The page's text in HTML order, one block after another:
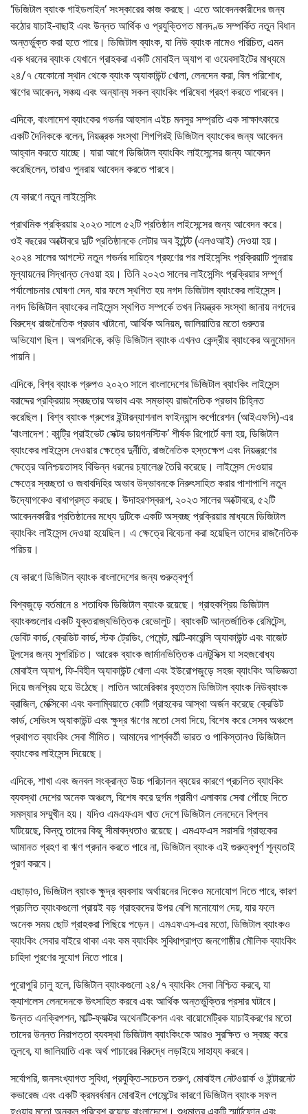
‘ডিজিটাল ব্যাংক গাইডলাইন‘ সংস্কারের কাজ করছে। এতে আবেদনকারীদের জন্য
কঠোর যাচাই-বাছাই এবং উন্নত আর্থিক ও প্রযুক্তিগত মানদণ্ড সম্পর্কিত নতুন বিধান
অন্তর্ভুক্ত করা হতে পারে। ডিজিটাল ব্যাংক, যা নিউ ব্যাংক নামেও পরিচিত, এমন
এক ধরনের ব্যাংক যেখানে গ্রাহকরা একটি মোবাইল অ্যাপ বা ওয়েবসাইটের মাধ্যমে
২৪/৭ যেকোনো স্থান থেকে ব্যাংক অ্যাকাউন্ট খোলা, লেনদেন করা, বিল পরিশোধ,
ঋণের আবেদন, সঞ্চয় এবং অন্যান্য সকল ব্যাংকিং পরিষেবা গ্রহণ করতে পারবেন।
এদিকে, বাংলাদেশ ব্যাংকের গভর্নর আহসান এইচ মনসুর সম্প্রতি এক সাক্ষাৎকারে
একটি দৈনিককে বলেন, নিয়ন্ত্রক সংস্থা শিগগিরই ডিজিটাল ব্যাংকের জন্য আবেদন
আহ্বান করতে যাচ্ছে। যারা আগে ডিজিটাল ব্যাংকিং লাইসেন্সের জন্য আবেদন
করেছিলেন, তারাও পুনরায় আবেদন করতে পারবে।
যে কারণে নতুন লাইসেন্সিং
প্রাথমিক প্রক্রিয়ায় ২০২৩ সালে ৫২টি প্রতিষ্ঠান লাইসেন্সের জন্য আবেদন করে।
ওই বছরের অক্টোবরে দুটি প্রতিষ্ঠানকে লেটার অব ইন্টেন্ট (এলওআই) দেওয়া হয়।
২০২৪ সালের আগস্টে নতুন গভর্নর দায়িত্ব গ্রহণের পর লাইসেন্সিং প্রক্রিয়াটি পুনরায়
মূল্যায়নের সিদ্ধান্ত নেওয়া হয়। তিনি ২০২৩ সালের লাইসেন্সিং প্রক্রিয়ার সম্পূর্ণ
পর্যালোচনার ঘোষণা দেন, যার ফলে স্থগিত হয় নগদ ডিজিটাল ব্যাংকের লাইসেন্স।
নগদ ডিজিটাল ব্যাংকের লাইসেন্স স্থগিত সম্পর্কে তখন নিয়ন্ত্রক সংস্থা জানায় নগদের
বিরুদ্ধে রাজনৈতিক প্রভাব খাটানো, আর্থিক অনিয়ম, জালিয়াতির মতো গুরুতর
অভিযোগ ছিল। অপরদিকে, কড়ি ডিজিটাল ব্যাংক এখনও কেন্দ্রীয় ব্যাংকের অনুমোদন
পায়নি।
এদিকে, বিশ্ব ব্যাংক গ্রুপও ২০২৩ সালে বাংলাদেশের ডিজিটাল ব্যাংকিং লাইসেন্স
বরাদ্দের প্রক্রিয়ায় স্বচ্ছতার অভাব এবং সম্ভাব্য রাজনৈতিক প্রভাব চিহ্নিত
করেছিল। বিশ্ব ব্যাংক গ্রুপের ইন্টারন্যাশনাল ফাইন্যান্স কর্পোরেশন (আইএফসি)-এর
‘বাংলাদেশ : কান্ট্রি প্রাইভেট সেক্টর ডায়গনস্টিক’ শীর্ষক রিপোর্টে বলা হয়, ডিজিটাল
ব্যাংকের লাইসেন্স দেওয়ার ক্ষেত্রে দুর্নীতি, রাজনৈতিক হস্তক্ষেপ এবং নিয়ন্ত্রণের
ক্ষেত্রে অনিশ্চয়তাসহ বিভিন্ন ধরনের চ্যালেঞ্জ তৈরি করেছে। লাইসেন্স দেওয়ার
ক্ষেত্রে স্বচ্ছতা ও জবাবদিহির অভাব উদ্ভাবনকে নিরুৎসাহিত করার পাশাপাশি নতুন
উদ্যোগকেও বাধাগ্রস্ত করছে। উদাহরণস্বরূপ, ২০২৩ সালের অক্টোবরে, ৫২টি
আবেদনকারীর প্রতিষ্ঠানের মধ্যে দুটিকে একটি অস্বচ্ছ প্রক্রিয়ার মাধ্যমে ডিজিটাল
ব্যাংকিং লাইসেন্স দেওয়া হয়েছিল। এ ক্ষেত্রে বিবেচনা করা হয়েছিল তাদের রাজনৈতিক
পরিচয়।
যে কারণে ডিজিটাল ব্যাংক বাংলাদেশের জন্য গুরুত্বপূর্ণ
বিশ্বজুড়ে বর্তমানে ৪ শতাধিক ডিজিটাল ব্যাংক রয়েছে। গ্রাহকপ্রিয় ডিজিটাল
ব্যাংকগুলোর একটি যুক্তরাজ্যভিত্তিক রেভোলুট। ব্যাংকটি আন্তর্জাতিক রেমিটেন্স,
ডেবিট কার্ড, ক্রেডিট কার্ড, স্টক ট্রেডিং, পেমেন্ট, মাল্টি-কারেন্সি অ্যাকাউন্ট এবং বাজেট
টুলসের জন্য সুপরিচিত। আরেক ব্যাংক জার্মানভিত্তিক এনটুসিক্স যা সহজবোধ্য
মোবাইল অ্যাপ, ফি-বিহীন অ্যাকাউন্ট খোলা এবং ইউরোপজুড়ে সহজ ব্যাংকিং অভিজ্ঞতা
দিয়ে জনপ্রিয় হয়ে উঠেছে। লাতিন আমেরিকার বৃহত্তম ডিজিটাল ব্যাংক নিউব্যাংক
ব্রাজিল, মেক্সিকো এবং কলাম্বিয়াতে কোটি গ্রাহকের আস্থা অর্জন করেছে ক্রেডিট
কার্ড, সেভিংস অ্যাকাউন্ট এবং ক্ষুদ্র ঋণের মতো সেবা দিয়ে, বিশেষ করে সেসব অঞ্চলে
প্রথাগত ব্যাংকিং সেবা সীমিত। আমাদের পার্শ্ববর্তী ভারত ও পাকিস্তানও ডিজিটাল
ব্যাংকের লাইসেন্স দিয়েছে।
এদিকে, শাখা এবং জনবল সংক্রান্ত উচ্চ পরিচালন ব্যয়ের কারণে প্রচলিত ব্যাংকিং
ব্যবস্থা দেশের অনেক অঞ্চলে, বিশেষ করে দুর্গম গ্রামীণ এলাকায় সেবা পৌঁছে দিতে
সমস্যার সম্মুখীন হয়। যদিও এমএফএস খাত দেশে ডিজিটাল লেনদেনে বিপ্লব
ঘটিয়েছে, কিন্তু তাদের কিছু সীমাবদ্ধতাও রয়েছে। এমএফএস সরাসরি গ্রাহকের
আমানত গ্রহণ বা ঋণ প্রদান করতে পারে না, ডিজিটাল ব্যাংক এই গুরুত্বপূর্ণ শূন্যতাই
পূরণ করবে।
এছাড়াও, ডিজিটাল ব্যাংক ক্ষুদ্র ব্যবসায় অর্থায়নের দিকেও মনোযোগ দিতে পারে, কারণ
প্রচলিত ব্যাংকগুলো প্রায়ই বড় গ্রাহকদের উপর বেশি মনোযোগ দেয়, যার ফলে
অনেক সময় ছোট গ্রাহকরা পিছিয়ে পড়েন। এমএফএস-এর মতো, ডিজিটাল ব্যাংকও
ব্যাংকিং সেবার বাইরে থাকা এবং কম ব্যাংকিং সুবিধাপ্রাপ্ত জনগোষ্ঠীর মৌলিক ব্যাংকিং
চাহিদা পূরণের সুযোগ নিতে পারে।
পুরোপুরি চালু হলে, ডিজিটাল ব্যাংকগুলো ২৪/৭ ব্যাংকিং সেবা নিশ্চিত করবে, যা
ক্যাশলেস লেনদেনকে উৎসাহিত করবে এবং আর্থিক অন্তর্ভুক্তির প্রসার ঘটাবে।
উন্নত এনক্রিপশন, মাল্টি-ফ্যাক্টর অথেনটিকেশন এবং বায়োমেট্রিক যাচাইকরণের মতো
তাদের উন্নত নিরাপত্তা ব্যবস্থা ডিজিটাল ব্যাংকিংকে আরও সুরক্ষিত ও স্বচ্ছ করে
তুলবে, যা জালিয়াতি এবং অর্থ পাচারের বিরুদ্ধে লড়াইয়ে সাহায্য করবে।
সর্বোপরি, জনসংখ্যাগত সুবিধা, প্রযুক্তি-সচেতন তরুণ, মোবাইল নেটওয়ার্ক ও ইন্টারনেট
কভারেজ এবং একটি ক্রমবর্ধমান মোবাইল পেমেন্টের কারণে ডিজিটাল ব্যাংক সফল